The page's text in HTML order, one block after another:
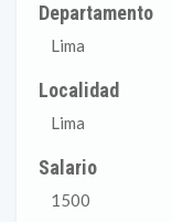
Departamento
Lima
Localidad
Lima
Salario
1500